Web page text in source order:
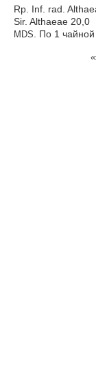
Rp. Inf. rad.
Sir. Althaeae 20,0
MDS . По 1
«